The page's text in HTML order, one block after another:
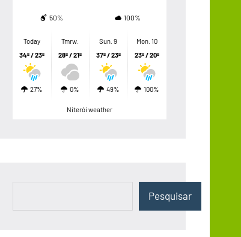
50% 100%
Today
34º / 23º
27%
Tmrw.
28º / 21º
0%
Sun. 9
37º / 23º
49%
Mon. 10
23º / 20º
100%
Niterói weather
Pesquisar